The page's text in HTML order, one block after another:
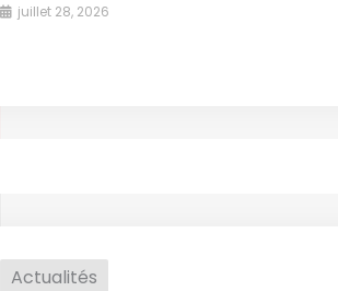
juillet 28, 2026
Actualités